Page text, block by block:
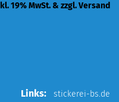
19% MwSt. & zzgl. Versand
Links: stickerei-bs.de